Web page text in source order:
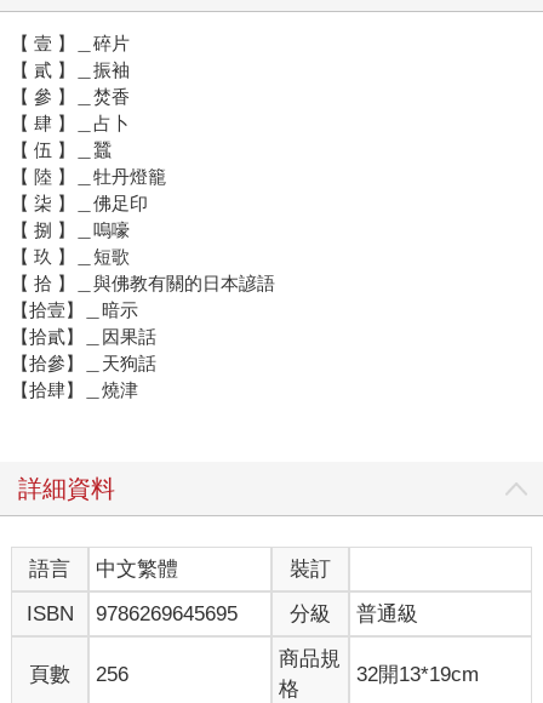
【 壹 】＿碎片
【 貳 】＿振袖
【 參 】＿焚香
【 肆 】＿占卜
【 伍 】＿蠶
【 陸 】＿牡丹燈籠
【 柒 】＿佛足印
【 捌 】＿嗚嚎
【 玖 】＿短歌
【 拾 】＿與佛教有關的日本諺語
【拾壹】＿暗示
【拾貳】＿因果話
【拾參】＿天狗話
【拾肆】＿燒津
詳細資料
語言 中文繁體
裝訂
ISBN
9786269645695 分級 普通級
頁數 256
商品規
格
32開13*19cm